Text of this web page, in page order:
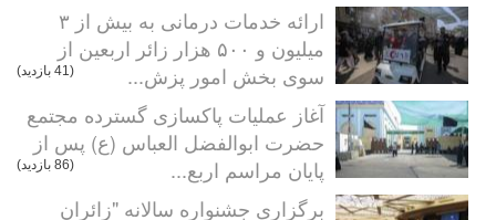
ارائه خدمات درمانی به بیش از ۳
میلیون و ۵۰۰ هزار زائر اربعین از
سوی بخش امور پزش...
(41 بازدید)
آغاز عملیات پاکسازی گسترده مجتمع
حضرت ابوالفضل العباس (ع) پس از
پایان مراسم اربع...
(86 بازدید)
برگزاری جشنواره سالانه "زائران